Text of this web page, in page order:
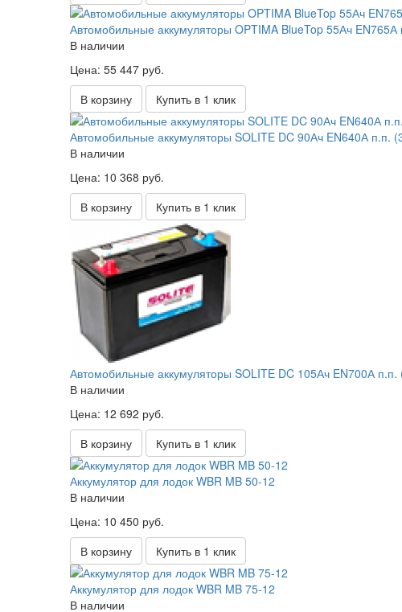
Автомобильные аккумуляторы OPTIMA BlueTop 55Ач
В наличии
Цена: 55 447 руб.
В корзину
Купить в 1 клик
Автомобильные аккумуляторы SOLITE DC 90Ач EN640А п.п.
В наличии
Цена: 10 368 руб.
В корзину
Купить в 1 клик
Автомобильные аккумуляторы SOLITE DC 105Ач EN700А
В наличии
Цена: 12 692 руб.
В корзину
Купить в 1 клик
Аккумулятор для лодок WBR MB 50-12
В наличии
Цена: 10 450 руб.
В корзину
Купить в 1 клик
Аккумулятор для лодок WBR MB 75-12
В наличии